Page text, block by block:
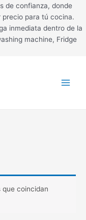
de confianza, donde
para tú cocina.
inmediata dentro de la
machine, Fridge
Menu
que coincidan